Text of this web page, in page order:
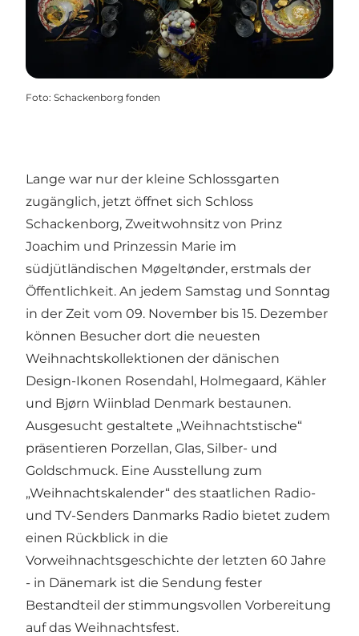
Foto: Schackenborg fonden
Lange war nur der kleine Schlossgarten
zugänglich, jetzt öffnet sich Schloss
Schackenborg, Zweitwohnsitz von Prinz
Joachim und Prinzessin Marie im
südjütländischen Møgeltønder, erstmals der
Öffentlichkeit. An jedem Samstag und Sonntag
in der Zeit vom 09. November bis 15. Dezember
können Besucher dort die neuesten
Weihnachtskollektionen der dänischen
Design-Ikonen Rosendahl, Holmegaard, Kähler
und Bjørn Wiinblad Denmark bestaunen.
Ausgesucht gestaltete „Weihnachtstische“
präsentieren Porzellan, Glas, Silber- und
Goldschmuck. Eine Ausstellung zum
„Weihnachtskalender“ des staatlichen Radio-
und TV-Senders Danmarks Radio bietet zudem
einen Rückblick in die
Vorweihnachtsgeschichte der letzten 60 Jahre
- in Dänemark ist die Sendung fester
Bestandteil der stimmungsvollen Vorbereitung
auf das Weihnachtsfest.